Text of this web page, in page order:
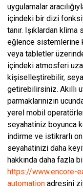
uygulamalar
içindeki bir dizi
tanır. Işıklardan
eğlence sistemlerine
veya tabletler
içindeki atmosferi
kişiselleştirebilir,
getirebilirsiniz. Akıllı
parmaklarınızın
yerel mobil
seyahatiniz boyunca
indirme ve istikrarlı
seyahatinizi daha
hakkında daha fazla
https://www.encore-
automation adresini